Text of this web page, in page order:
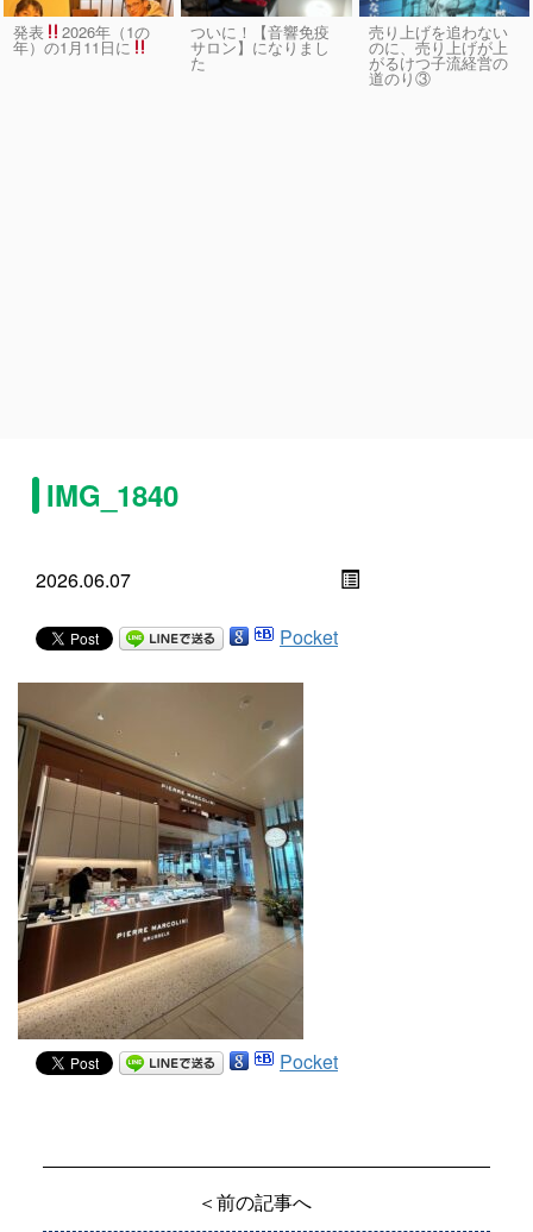
発表 2026年（1の
年）の1月11日に
ついに！【音響免疫
サロン】になりまし
た
売り上げを追わない
のに、売り上げが上
がるけつ子流経営の
道のり③
IMG_1840
2026.06.07
Pocket
Pocket
＜前の記事へ